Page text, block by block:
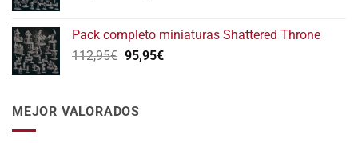
era:
139,75€.
es:
Pack completo miniaturas Shattered Throne
112,95€ El
era:
95,95€El
MEJOR VALORADOS